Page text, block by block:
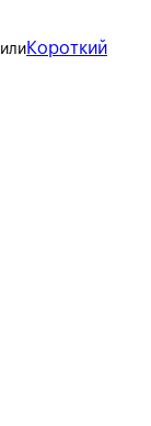
или Короткий